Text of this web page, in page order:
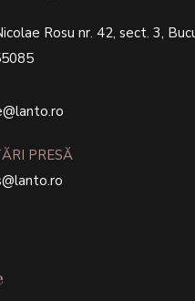
Rosu nr. 42, sect. 3,
PRESĂ